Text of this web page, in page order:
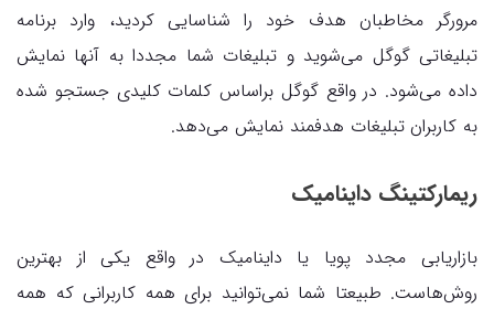
مرورگر مخاطبان هدف خود را شناسایی کردید، وارد برنامه
تبلیغاتی گوگل می‌شوید و تبلیغات شما مجددا به آنها نمایش
داده می‌شود. در واقع گوگل براساس کلمات کلیدی جستجو شده
به کاربران تبلیغات هدفمند نمایش می‌دهد.
ریمارکتینگ داینامیک
بازاریابی مجدد پویا یا داینامیک در واقع یکی از بهترین
روش‌هاست. طبیعتا شما نمی‌توانید برای همه کاربرانی که همه